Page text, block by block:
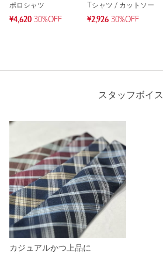
ポロシャツ
¥4,620 30%OFF
Tシャツ / カットソー
¥2,926 30%OFF
スタッフボイス
カジュアルかつ上品に